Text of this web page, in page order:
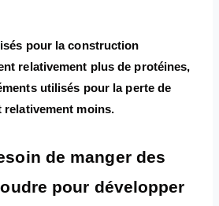
pour la construction
relativement plus de protéines,
utilisés pour la perte de
relativement moins.
de manger des
pour développer